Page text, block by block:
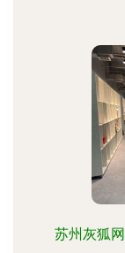
苏州灰狐